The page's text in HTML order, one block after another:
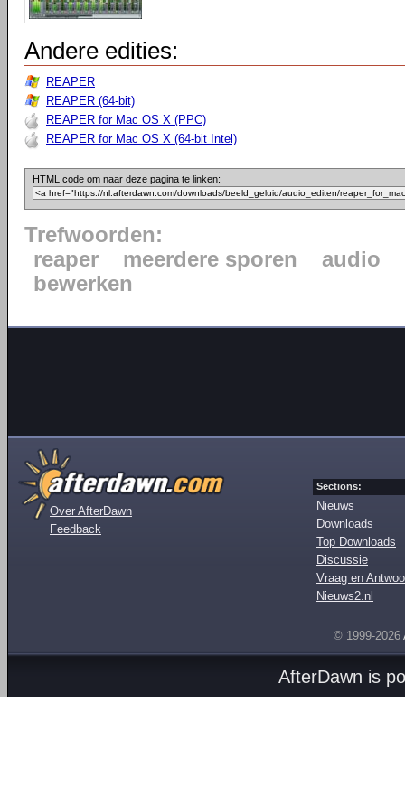
Andere edities:
REAPER
REAPER (64-bit)
REAPER for Mac OS X (PPC)
REAPER for Mac OS X (64-bit Intel)
HTML code om naar deze pagina te linken:
Trefwoorden:
reaper
meerdere sporen
audio
bewerken
Over AfterDawn
Feedback
Sections:
Nieuws
Downloads
Top Downloads
Discussie
Vraag en
Nieuws2.nl
© 1999-2026
AfterDawn is